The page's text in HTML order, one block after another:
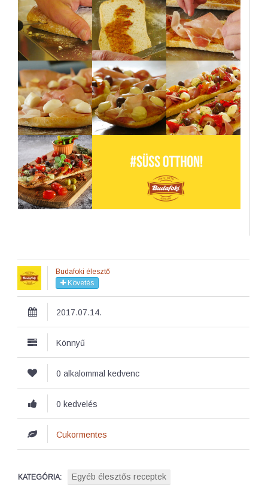
Budafoki élesztő
Követés
2017.07.14.
Könnyű
0 alkalommal kedvenc
0 kedvelés
Cukormentes
KATEGÓRIA:
Egyéb élesztős receptek